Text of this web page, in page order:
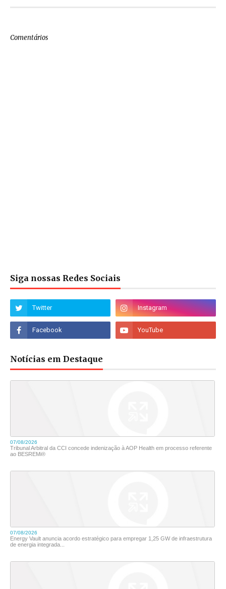
Comentários
Siga nossas Redes Sociais
Notícias em Destaque